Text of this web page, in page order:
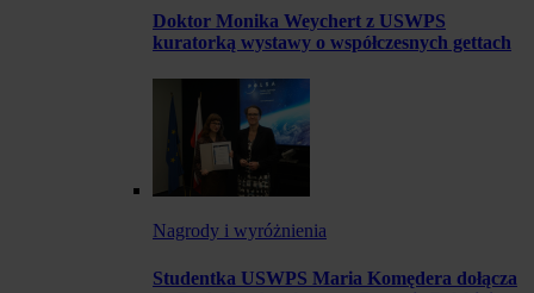
Doktor Monika Weychert z USWPS
kuratorką wystawy o współczesnych gettach
Nagrody i wyróżnienia
Studentka USWPS Maria Komędera dołącza